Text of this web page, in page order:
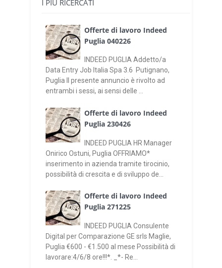
I PIÙ RICERCATI
Offerte di lavoro Indeed
Puglia 040226
INDEED PUGLIA Addetto/a
Data Entry Job Italia Spa 3.6 Putignano,
Puglia Il presente annuncio è rivolto ad
entrambi i sessi, ai sensi delle ...
Offerte di lavoro Indeed
Puglia 230426
INDEED PUGLIA HR Manager
Onirico Ostuni, Puglia OFFRIAMO*
inserimento in azienda tramite tirocinio,
possibilità di crescita e di sviluppo de...
Offerte di lavoro Indeed
Puglia 271225
INDEED PUGLIA Consulente
Digital per Comparazione GE srls Maglie,
Puglia €600 - €1.500 al mese Possibilità di
lavorare:4/6/8 ore!!!*. _*- Re...